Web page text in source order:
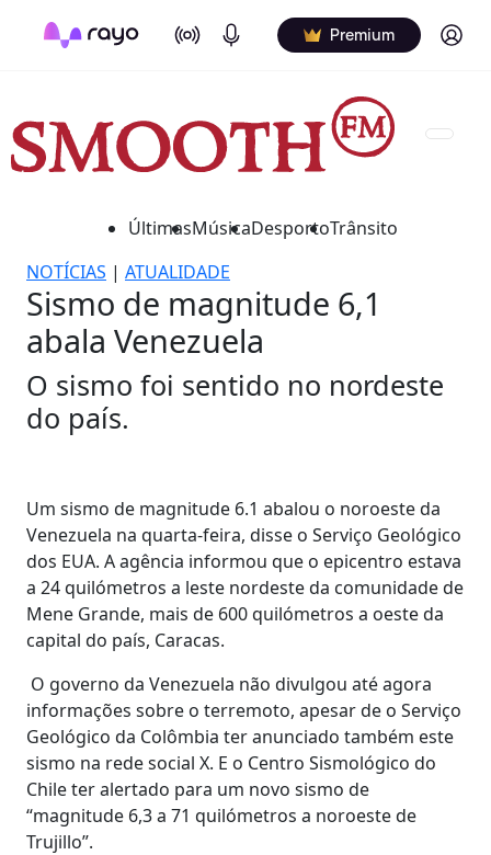
On Air Podcasts Premium Log in
ÚltimasMúsicaDesportoTrânsito
NOTÍCIAS | ATUALIDADE
Sismo de magnitude 6,1
abala Venezuela
O sismo foi sentido no nordeste
do país.
Um sismo de magnitude 6.1 abalou o noroeste da
Venezuela na quarta-feira, disse o Serviço Geológico
dos EUA. A agência informou que o epicentro estava
a 24 quilómetros a leste nordeste da comunidade de
Mene Grande, mais de 600 quilómetros a oeste da
capital do país, Caracas.
O governo da Venezuela não divulgou até agora
informações sobre o terremoto, apesar de o Serviço
Geológico da Colômbia ter anunciado também este
sismo na rede social X. E o Centro Sismológico do
Chile ter alertado para um novo sismo de
“magnitude 6,3 a 71 quilómetros a noroeste de
Trujillo”.